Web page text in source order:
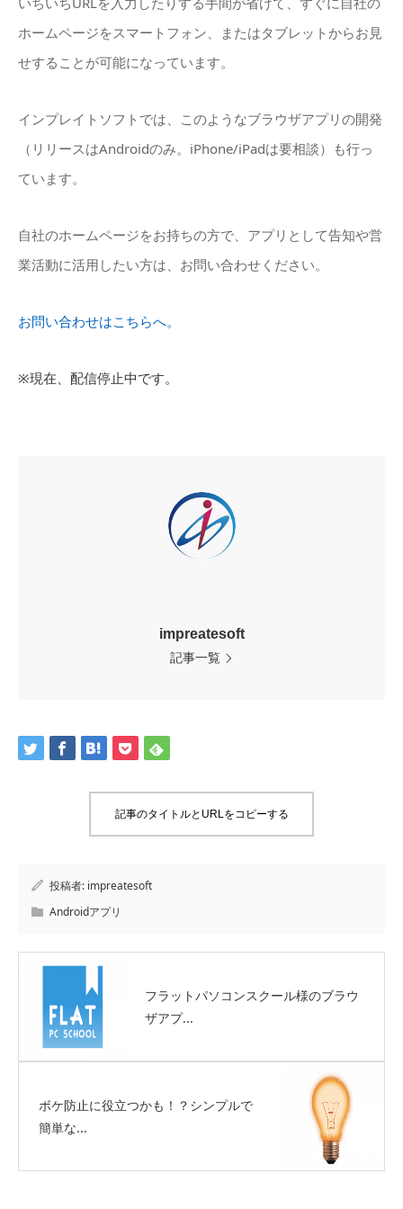
ホームページをスマートフォン、またはタブレットからお見
せすることが可能になっています。
インプレイトソフトでは、このようなブラウザアプリの開発
（リリースはAndroidのみ。iPhone/iPadは要相談）も行っ
ています。
自社のホームページをお持ちの方で、アプリとして告知や営
業活動に活用したい方は、お問い合わせください。
お問い合わせはこちらへ。
※現在、配信停止中です。
impreatesoft
記事一覧
記事のタイトルとURLをコピーする
投稿者: impreatesoft
Androidアプリ
フラットパソコンスクール様のブラウ
ザアプ...
ボケ防止に役立つかも！？シンプルで
簡単な...